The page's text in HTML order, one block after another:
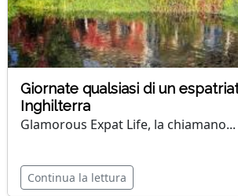
Giornate qualsiasi di un
Inghilterra
Glamorous Expat Life, la chiamano...
Continua la lettura